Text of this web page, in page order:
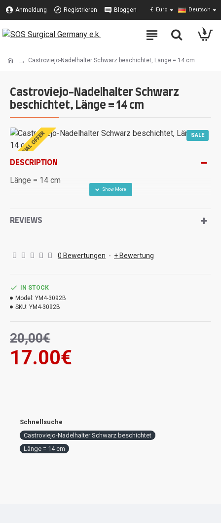
Anmeldung Registrieren Bloggen € Euro Deutsch
Castroviejo-Nadelhalter Schwarz beschichtet, Länge = 14 cm
Castroviejo-Nadelhalter Schwarz
beschichtet, Länge = 14 cm
SPECIAL OFFER SALE
DESCRIPTION
Länge = 14 cm
REVIEWS
0 Bewertungen - + Bewertung
17.00€
20,00€
IN STOCK
Model: YM4-3092B
SKU: YM4-3092B
Schnellsuche
Castroviejo-Nadelhalter Schwarz beschichtet
Länge = 14 cm